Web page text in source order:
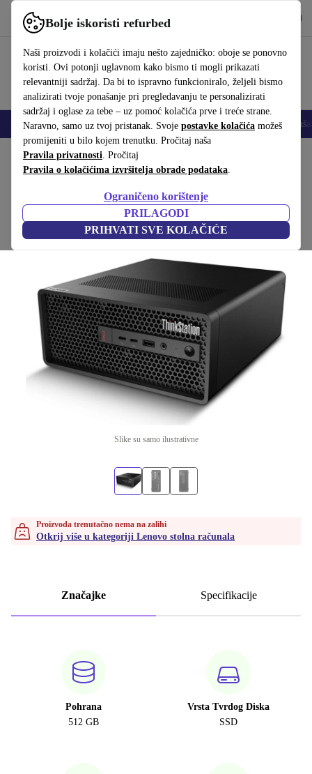
Bolje iskoristi refurbed
Naši proizvodi i kolačići imaju nešto zajedničko: oboje se ponovno
koristi. Ovi potonji uglavnom kako bismo ti mogli prikazati
relevantniji sadržaj. Da bi to ispravno funkcioniralo, željeli bismo
analizirati tvoje ponašanje pri pregledavanju te personalizirati
sadržaj i oglase za tebe – uz pomoć kolačića prve i treće strane.
Naravno, samo uz tvoj pristanak. Svoje postavke kolačića možeš
promijeniti u bilo kojem trenutku. Pročitaj naša
Pravila privatnosti. Pročitaj
Pravila o kolačićima izvršitelja obrade podataka.
Ograničeno korištenje
PRILAGODI
PRIHVATI SVE KOLAČIĆE
Koristi refurbed brzo i jednostavno
Mobiteli Prijenosna računala Tableti Pametni satovi Dodaci
Početna stranica Proizvodi Desktop računala
Lenovo ThinkStation P360 Ultra
i7-12700 | 16 GB | 512 GB SSD | Win 11 Pro
(1 recenzija)
Slike su samo ilustrativne
Proizvoda trenutačno nema na zalihi
Otkrij više u kategoriji Lenovo stolna računala
Značajke Specifikacije
Pohrana
512 GB
Vrsta Tvrdog Diska
SSD